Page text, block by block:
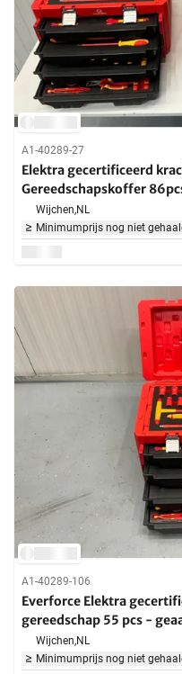
A1-40289-27
Elektra gecertificeerd
Gereedschapskoffer
Wijchen,NL
Minimumprijs nog niet
A1-40289-106
Everforce Elektra
gereedschap 55 pcs -
Wijchen,NL
Minimumprijs nog niet